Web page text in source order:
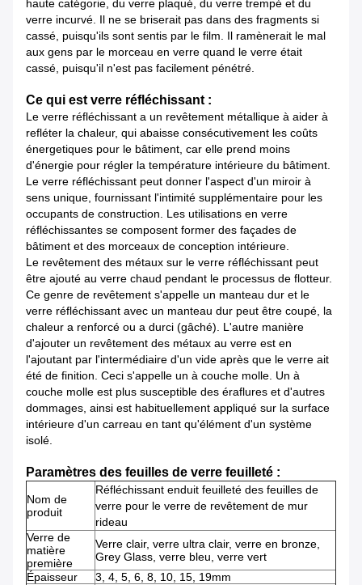
haute catégorie, du verre plaqué, du verre trempé et du
verre incurvé. Il ne se briserait pas dans des fragments si
cassé, puisqu'ils sont sentis par le film. Il ramènerait le mal
aux gens par le morceau en verre quand le verre était
cassé, puisqu'il n'est pas facilement pénétré.
Ce qui est verre réfléchissant :
Le verre réfléchissant a un revêtement métallique à aider à
refléter la chaleur, qui abaisse consécutivement les coûts
énergetiques pour le bâtiment, car elle prend moins
d'énergie pour régler la température intérieure du bâtiment.
Le verre réfléchissant peut donner l'aspect d'un miroir à
sens unique, fournissant l'intimité supplémentaire pour les
occupants de construction. Les utilisations en verre
réfléchissantes se composent former des façades de
bâtiment et des morceaux de conception intérieure.
Le revêtement des métaux sur le verre réfléchissant peut
être ajouté au verre chaud pendant le processus de flotteur.
Ce genre de revêtement s'appelle un manteau dur et le
verre réfléchissant avec un manteau dur peut être coupé, la
chaleur a renforcé ou a durci (gâché). L'autre manière
d'ajouter un revêtement des métaux au verre est en
l'ajoutant par l'intermédiaire d'un vide après que le verre ait
été de finition. Ceci s'appelle un à couche molle. Un à
couche molle est plus susceptible des éraflures et d'autres
dommages, ainsi est habituellement appliqué sur la surface
intérieure d'un carreau en tant qu'élément d'un système
isolé.
Paramètres des feuilles de verre feuilleté :
Nom de
produit
Réfléchissant enduit feuilleté des feuilles de
verre pour le verre de revêtement de mur
rideau
Verre de
matière
première
Verre clair, verre ultra clair, verre en bronze,
Grey Glass, verre bleu, verre vert
Épaisseur
3, 4, 5, 6, 8, 10, 15, 19mm